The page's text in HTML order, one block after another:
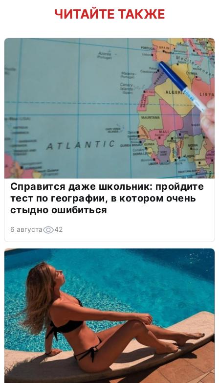
ЧИТАЙТЕ ТАКЖЕ
Справится даже школьник: пройдите
тест по географии, в котором очень
стыдно ошибиться
6 августа 42